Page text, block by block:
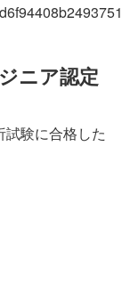
ニア認定
験に合格した